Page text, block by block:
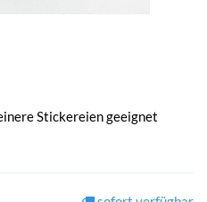
Stickereien geeignet